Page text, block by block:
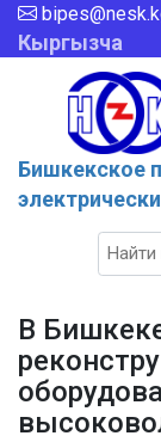
Кыргызча
Бишкекcкое
В